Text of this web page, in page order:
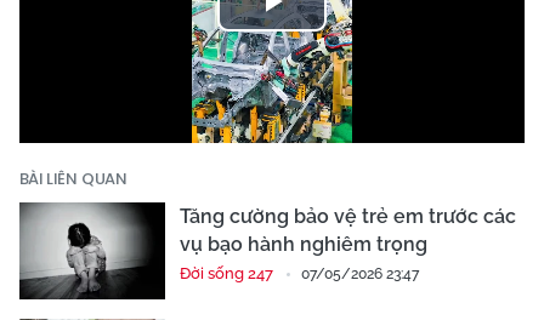
Play
Video
BÀI LIÊN QUAN
Tăng cường bảo vệ trẻ em trước các
vụ bạo hành nghiêm trọng
Đời sống 247 07/05/2026 23:47